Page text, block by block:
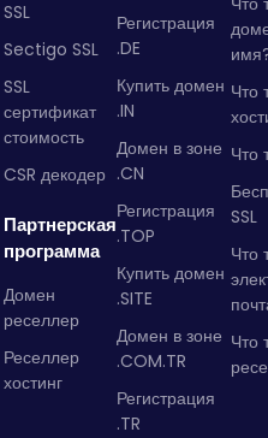
SSL
Sectigo SSL
SSL
сертификат
стоимость
CSR декодер
Партнерская
программа
Домен
реселлер
Реселлер
хостинг
Регистрация
.DE
Купить домен
.IN
Домен в зоне
.CN
Регистрация
.TOP
Купить домен
.SITE
Домен в зоне
.COM.TR
Регистрация
.TR
Что
Что
SSL
Что
Что